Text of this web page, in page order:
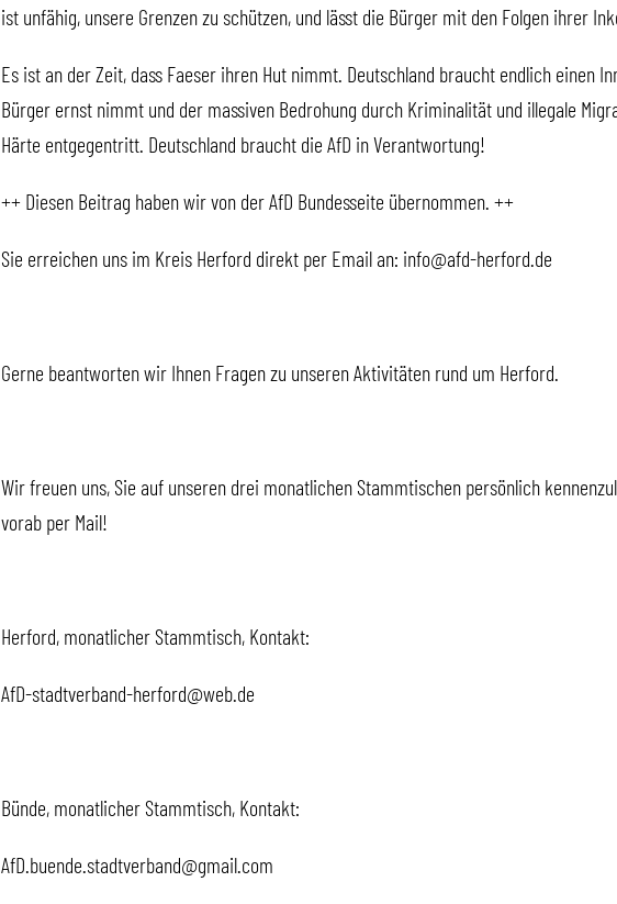
ist unfähig, unsere Grenzen zu schützen, und lässt die Bürger mit den Folgen ihrer
Es ist an der Zeit, dass Faeser ihren Hut nimmt. Deutschland braucht endlich einen
Bürger ernst nimmt und der massiven Bedrohung durch Kriminalität und illegale
Härte entgegentritt. Deutschland braucht die AfD in Verantwortung!
++ Diesen Beitrag haben wir von der AfD Bundesseite übernommen. ++
Sie erreichen uns im Kreis Herford direkt per Email an: info@afd-herford.de
Gerne beantworten wir Ihnen Fragen zu unseren Aktivitäten rund um Herford.
Wir freuen uns, Sie auf unseren drei monatlichen Stammtischen persönlich
vorab per Mail!
Herford, monatlicher Stammtisch, Kontakt:
AfD-stadtverband-herford@web.de
Bünde, monatlicher Stammtisch, Kontakt:
AfD.buende.stadtverband@gmail.com